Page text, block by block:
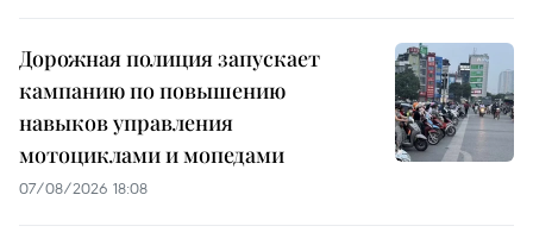
Дорожная полиция запускает
кампанию по повышению
навыков управления
мотоциклами и мопедами
07/08/2026 18:08